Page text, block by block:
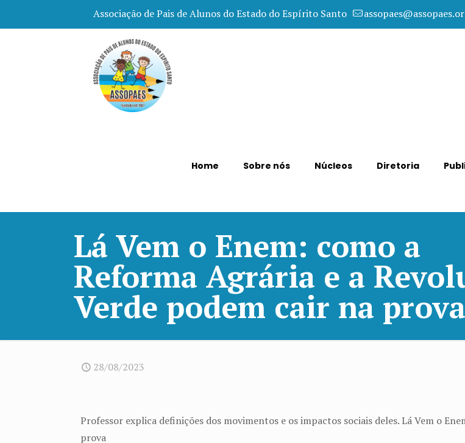
Associação de Pais de Alunos do Estado do Espírito Santo
Home Sobre nós Núcleos Diretoria
Lá Vem o Enem: como a
Reforma Agrária e a
Verde podem cair na prova
28/08/2023
Professor explica definições dos movimentos e os impactos sociais deles. Lá Vem o
prova